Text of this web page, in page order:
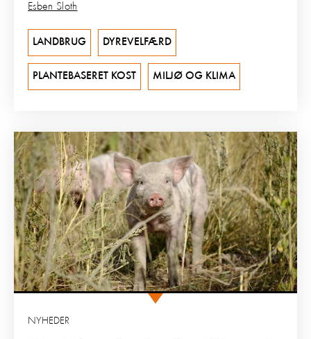
Esben Sloth
LANDBRUG DYREVELFÆRD
PLANTEBASERET KOST MILJØ OG KLIMA
NYHEDER